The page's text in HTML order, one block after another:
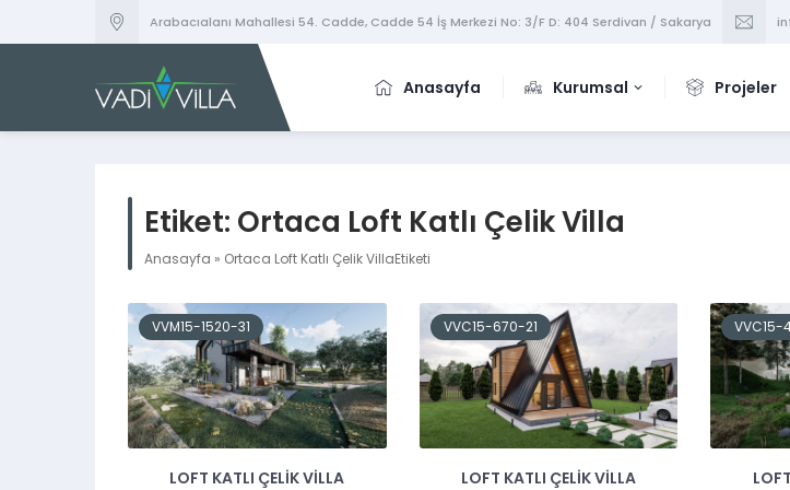
Arabacıalanı Mahallesi 54. Cadde, Cadde 54 İş Merkezi No: 3/F D: 404 Serdivan / Sakarya
Anasayfa Kurumsal Projeler
Etiket: Ortaca Loft Katlı Çelik Villa
Anasayfa » Ortaca Loft Katlı Çelik VillaEtiketi
VVM15-1520-31
LOFT KATLI ÇELIK VILLA
VVC15-670-21
LOFT KATLI ÇELIK VILLA
VVC15-